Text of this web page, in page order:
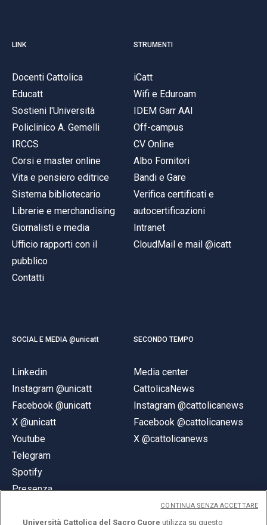
LINK
Docenti Cattolica
Educatt
Sostieni l'Università
Policlinico A. Gemelli
IRCCS
Corsi e master online
Vita e pensiero editrice
Sistema bibliotecario
Librerie e merchandising
Giornalisti e media
Ufficio rapporti con il
pubblico
Contatti
STRUMENTI
iCatt
Wifi e Eduroam
IDEM Garr AAI
Off-campus
CV Online
Albo Fornitori
Bandi e Gare
Verifica certificati e
autocertificazioni
Intranet
CloudMail e mail @icatt
SOCIAL E MEDIA @unicatt
Linkedin
Instagram @unicatt
Facebook @unicatt
X @unicatt
Youtube
Telegram
Spotify
Presenza
SECONDO TEMPO
Media center
CattolicaNews
Instagram @cattolicanews
Facebook @cattolicanews
X @cattolicanews
Università Cattolica del Sacro Cuore utilizza su questo
CONTINUA SENZA ACCETTARE